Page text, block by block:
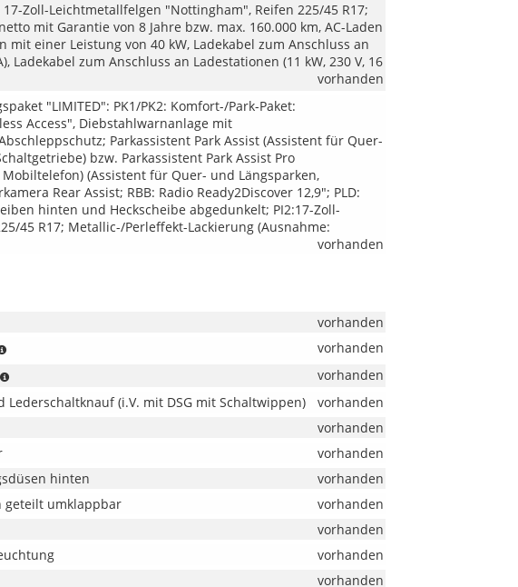
17-Zoll-Leichtmetallfelgen "Nottingham", Reifen 225/45 R17;
mit Garantie von 8 Jahre bzw. max. 160.000 km, AC-Laden
mit einer Leistung von 40 kW, Ladekabel zum Anschluss an
Ladekabel zum Anschluss an Ladestationen (11 kW, 230 V, 16
vorhanden
"LIMITED": PK1/PK2: Komfort-/Park-Paket:
Access", Diebstahlwarnanlage mit
Parkassistent Park Assist (Assistent für Quer-
bzw. Parkassistent Park Assist Pro
(Assistent für Quer- und Längsparken,
Rear Assist; RBB: Radio Ready2Discover 12,9"; PLD:
hinten und Heckscheibe abgedunkelt; PI2:17-Zoll-
45 R17; Metallic-/Perleffekt-Lackierung (Ausnahme:
vorhanden
vorhanden
1.5
eTSI
vorhanden
1.5
vorhanden
(i.V. mit DSG mit Schaltwippen)
vorhanden
vorhanden
vorhanden
hinten
vorhanden
geteilt umklappbar
vorhanden
vorhanden
vorhanden
vorhanden